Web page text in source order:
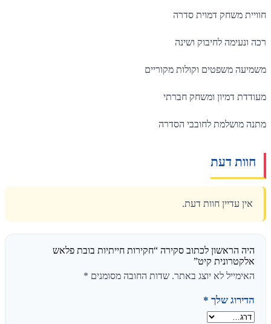
חוויית משחק דמוית סדרה
רכה ונעימה לחיבוק ושינה
משמיעה משפטים וקולות מקוריים
מעודדת דמיון ומשחק חברתי
מתנה מושלמת לחובבי הסדרה
חוות דעת
אין עדיין חוות דעת.
היה הראשון לכתוב סקירה “חקירות חייתיות בובת פלאש
אלקטרונית קיט”
האימייל לא יוצג באתר. שדות החובה מסומנים *
הדירוג שלך *